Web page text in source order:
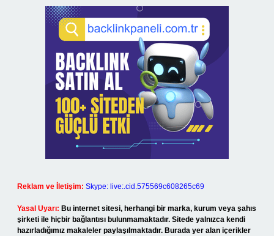
Reklam ve İletişim: Skype: live:.cid.575569c608265c69
Yasal Uyarı: Bu internet sitesi, herhangi bir marka, kurum veya şahıs
şirketi ile hiçbir bağlantısı bulunmamaktadır. Sitede yalnızca kendi
hazırladığımız makaleler paylaşılmaktadır. Burada yer alan içerikler